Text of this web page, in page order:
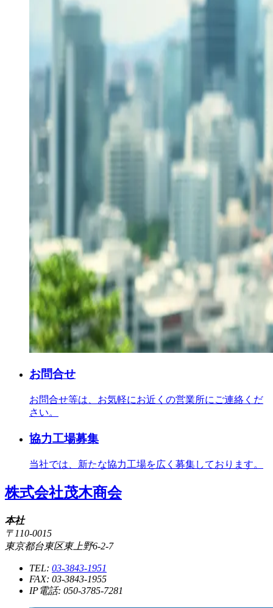
お問合せ
お問合せ等は、お気軽にお近くの営業所にご連絡くだ
さい。
協力工場募集
当社では、新たな協力工場を広く募集しております。
株式会社茂木商会
本社
〒110-0015
東京都台東区東上野6-2-7
TEL: 03-3843-1951
FAX: 03-3843-1955
IP電話: 050-3785-7281